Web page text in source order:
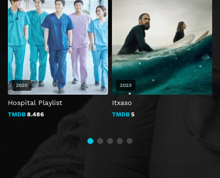
Hospital Playlist
TMDB 8.486
2020
Itxaso
TMDB 5
2023